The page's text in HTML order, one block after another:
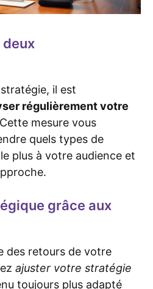
deux
il est
régulièrement votre
mesure vous
quels types de
plus à votre audience et
grâce aux
des retours de votre
ajuster votre stratégie
toujours plus adapté